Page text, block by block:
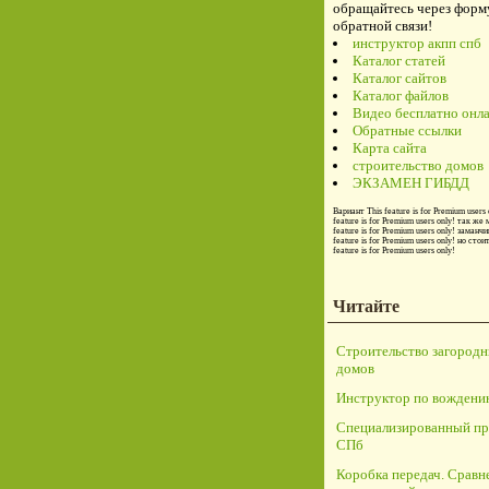
обращайтесь через
обратной связи!
инструктор акпп спб
Каталог статей
Каталог сайтов
Каталог файлов
Видео бесплатно
Обратные ссылки
Карта сайта
строительство домов
ЭКЗАМЕН ГИБДД
Вариант This feature is for Premium users
feature is for Premium users only! так же
feature is for Premium users only!
feature is for Premium users only! но
feature is for Premium users only!
Читайте
Строительство
домов
Инструктор по
Специализированный
СПб
Коробка передач.